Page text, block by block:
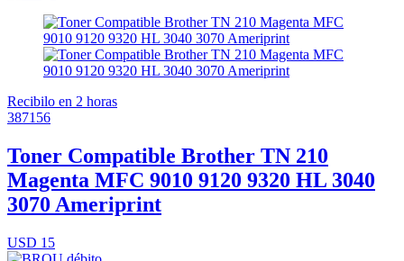
Recibilo en 2 horas
387156
Toner Compatible Brother TN 210
Magenta MFC 9010 9120 9320 HL 3040
3070 Ameriprint
USD 15